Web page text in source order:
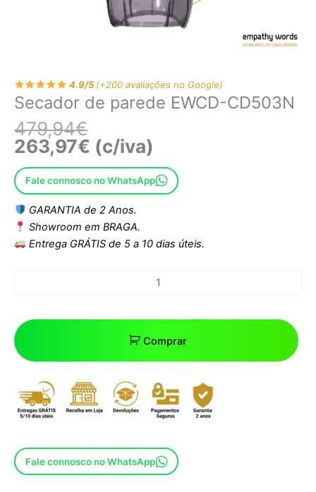
4.9/5(+200 avaliações no Google)
Secador de parede EWCD-CD503N
479,94€
263,97€ (c/iva)
Fale connosco no WhatsApp
GARANTIA de 2 Anos.
Showroom em BRAGA.
Entrega GRÁTIS de 5 a 10 dias úteis.
Comprar
Fale connosco no WhatsApp